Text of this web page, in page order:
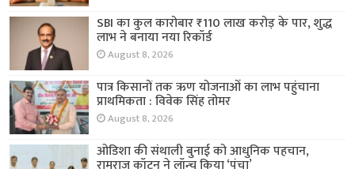
SBI का कुल कारोबार ₹110 लाख करोड़ के पार, शुद्ध
लाभ ने बनाया नया रिकॉर्ड
August 8, 2026
पात्र किसानों तक ऋण योजनाओं का लाभ पहुंचाना
प्राथमिकता : विवेक सिंह तोमर
August 8, 2026
ओडिशा की संथाली बुनाई को आधुनिक पहचान,